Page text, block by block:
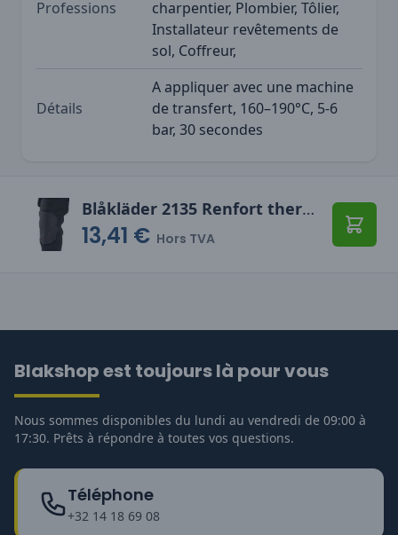
Professions
charpentier, Plombier, Tôlier,
Installateur revêtements de
sol, Coffreur,
Détails
A appliquer avec une machine
de transfert, 160–190°C, 5-6
bar, 30 secondes
Blåkläder 2135 Renfort thermocollant
13,41 € Hors TVA
Blakshop est toujours là pour vous
Nous sommes disponibles du lundi au vendredi de 09:00 à
17:30. Prêts à répondre à toutes vos questions.
Téléphone
+32 14 18 69 08